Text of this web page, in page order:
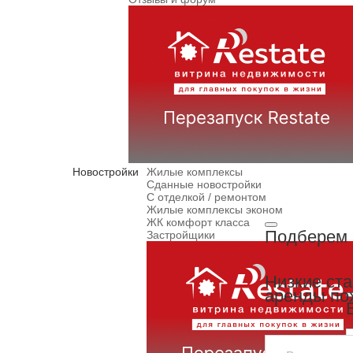
Новостройки
Жилые комплексы
Сданные новостройки
С отделкой / ремонтом
Жилые комплексы эконом
ЖК комфорт класса
Застройщики
Подберем
Низкие
аренды